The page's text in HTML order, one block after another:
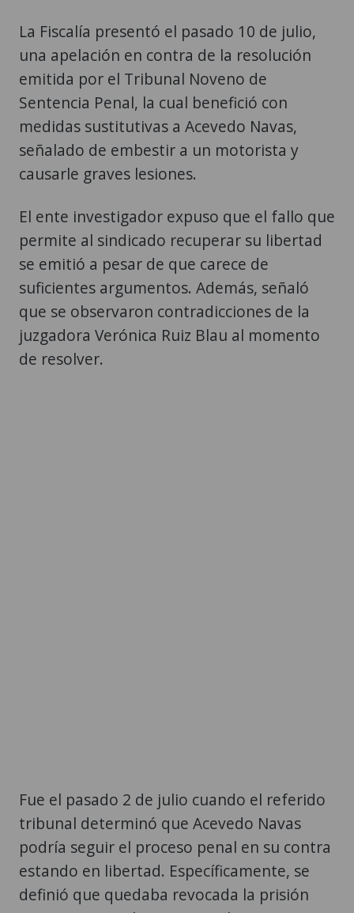
La Fiscalía presentó el pasado 10 de julio,
una apelación en contra de la resolución
emitida por el Tribunal Noveno de
Sentencia Penal, la cual benefició con
medidas sustitutivas a Acevedo Navas,
señalado de embestir a un motorista y
causarle graves lesiones.
El ente investigador expuso que el fallo que
permite al sindicado recuperar su libertad
se emitió a pesar de que carece de
suficientes argumentos. Además, señaló
que se observaron contradicciones de la
juzgadora Verónica Ruiz Blau al momento
de resolver.
Fue el pasado 2 de julio cuando el referido
tribunal determinó que Acevedo Navas
podría seguir el proceso penal en su contra
estando en libertad. Específicamente, se
definió que quedaba revocada la prisión